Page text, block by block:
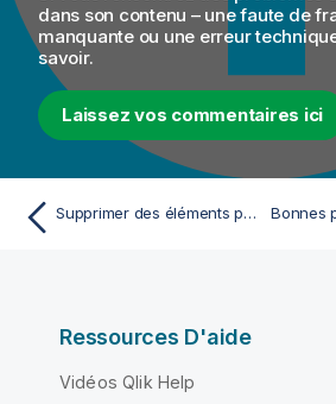
dans son contenu – une faute de
manquante ou une erreur
savoir.
Laissez vos commentaires ici
Supprimer des éléments partagés
Ressources D'aide
Vidéos Qlik Help